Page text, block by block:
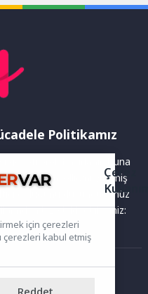
Politikamız
gözetilerek hazırlanır. Buna
veya güncelliğini yitirmiş
olduğunu düşündüğünüz
bize bildirebilirsiniz:
izinsiz kopyalanamaz,
Çerez
için çerezleri
çerezleri kabul etmiş
Reddet